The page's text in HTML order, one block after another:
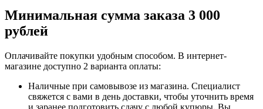
Минимальная сумма заказа 3 000
рублей
Оплачивайте покупки удобным способом. В интернет-
магазине доступно 2 варианта оплаты:
Наличные при самовывозе из магазина. Специалист
свяжется с вами в день доставки, чтобы уточнить время
и заранее подготовить сдачу с любой купюры. Вы